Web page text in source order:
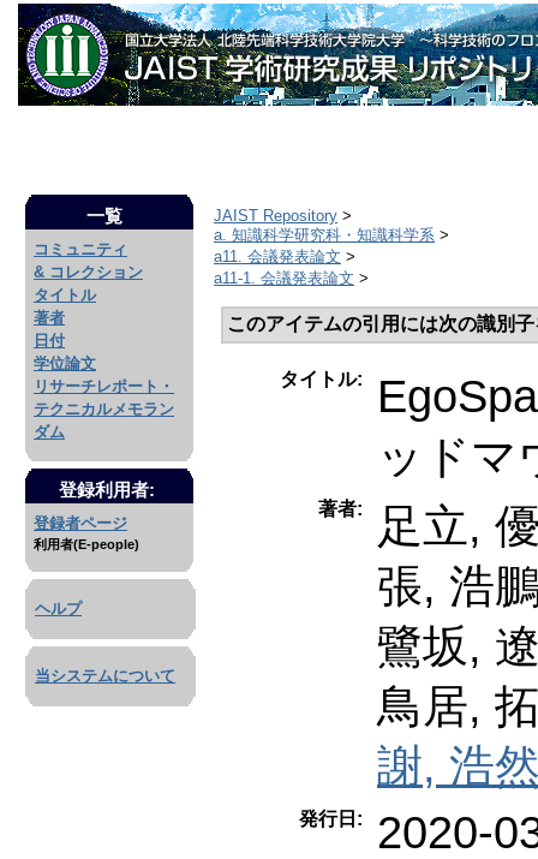
一覧
コミュニティ
& コレクション
タイトル
著者
日付
学位論文
リサーチレポート・
テクニカルメモラン
ダム
登録利用者:
登録者ページ
利用者(E-people)
ヘルプ
当システムについて
JAIST Repository >
a. 知識科学研究科・知識科学系 >
a11. 会議発表論文 >
a11-1. 会議発表論文 >
このアイテムの引用には次の識別
タイトル:
ッドマ
著者:
足立,
張, 浩
鷺坂,
鳥居,
謝, 浩
発行日: 2020-